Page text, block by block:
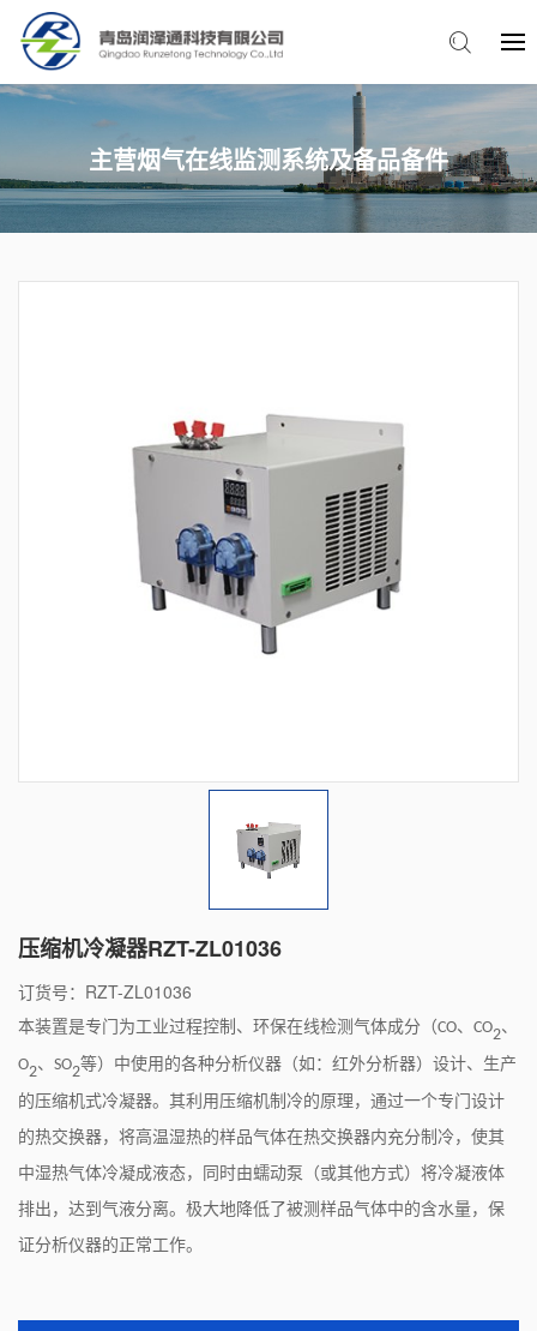
主营烟气在线监测系统及备品备件
压缩机冷凝器RZT-ZL01036
订货号：RZT-ZL01036
本装置是专门为工业过程控制、环保在线检测气体成分（CO、 CO2、
O2、 SO2等）中使用的各种分析仪器（如：红外分析器）设计、生产
的压缩机式冷凝器。其利用压缩机制冷的原理，通过一个专门设计
的热交换器，将高温湿热的样品气体在热交换器内充分制冷，使其
中湿热气体冷凝成液态，同时由蠕动泵（或其他方式）将冷凝液体
排出，达到气液分离。极大地降低了被测样品气体中的含水量，保
证分析仪器的正常工作。